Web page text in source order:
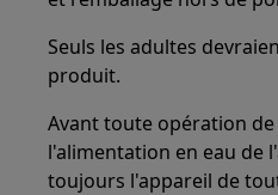
Seuls les adultes
produit.
Avant toute opération
l'alimentation en eau de
toujours l'appareil de